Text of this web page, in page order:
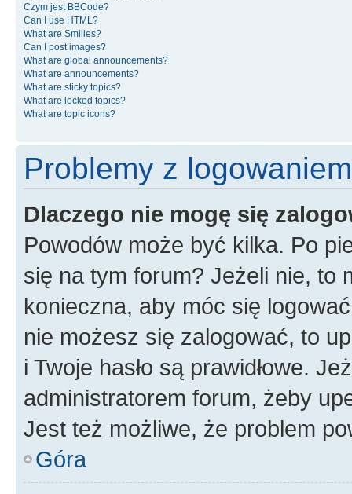
Czym jest BBCode?
Can I use HTML?
What are Smilies?
Can I post images?
What are global announcements?
What are announcements?
What are sticky topics?
What are locked topics?
What are topic icons?
Problemy z
Dlaczego nie mogę się
Powodów może być kilka. Po
się na tym forum? Jeżeli nie, to
konieczna, aby móc się
nie możesz się zalogować, to
i Twoje hasło są prawidłowe.
administratorem forum, żeby
Jest też możliwe, że problem
Góra